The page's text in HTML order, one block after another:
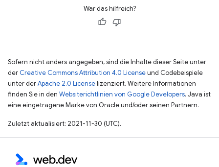
War das hilfreich?
Sofern nicht anders angegeben, sind die Inhalte dieser Seite unter
der Creative Commons Attribution 4.0 Licenseund Codebeispiele
unter derApache 2.0 Licenselizenziert. Weitere Informationen
finden Sie in den Websiterichtlinien von Google Developers. Java ist
eine eingetragene Marke von Oracle und/oder seinen Partnern.
Zuletzt aktualisiert: 2021-11-30 (UTC).